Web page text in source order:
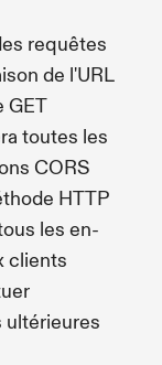
requêtes
de l'URL
GET
toutes les
CORS
HTTP
les en-
clients